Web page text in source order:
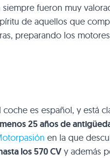
fueron muy
de aquellos que
preparando los
coche es español, y está
25 años de
en la que
los 570 CV y además